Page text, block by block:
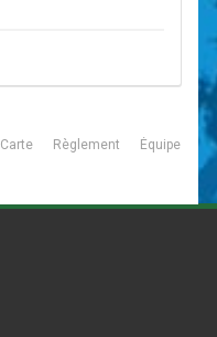
Carte Règlement Équipe